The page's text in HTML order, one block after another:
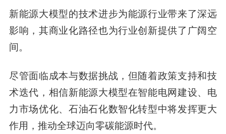
新能源大模型的技术进步为能源行业带来了深远
影响，其商业化路径也为行业创新提供了广阔空
间。
尽管面临成本与数据挑战，但随着政策支持和技
术迭代，相信新能源大模型在智能电网建设、电
力市场优化、石油石化数智化转型中将发挥更大
作用，推动全球迈向零碳能源时代。